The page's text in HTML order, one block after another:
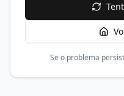
Se o problema